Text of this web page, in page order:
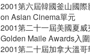
2001第六屆韓國釜山國
on Asian Cinema單元
2001第二十一屆美國夏威
Golden Maile Awards入圍
2001第二十屆加拿大溫哥